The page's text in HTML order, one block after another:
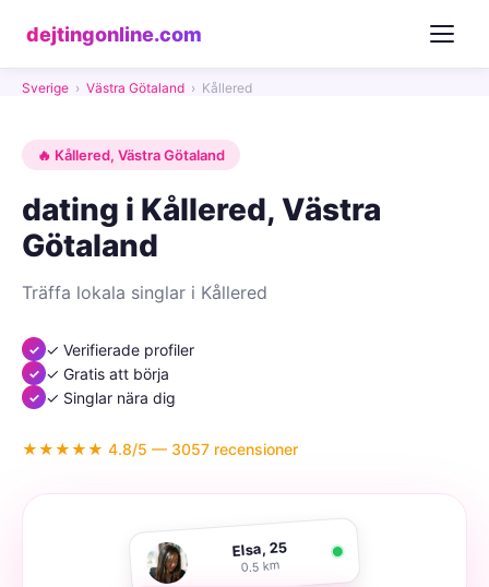
dejtingonline.com
Sverige › Västra Götaland › Kållered
🔥 Kållered, Västra Götaland
dating i Kållered, Västra
Götaland
Träffa lokala singlar i Kållered
✓ Verifierade profiler
✓ Gratis att börja
✓ Singlar nära dig
★★★★★ 4.8/5 — 3057 recensioner
Elsa, 25
0.5 km